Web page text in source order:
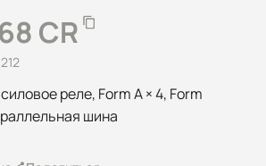
CR
реле, Form A × 4, Form
шина